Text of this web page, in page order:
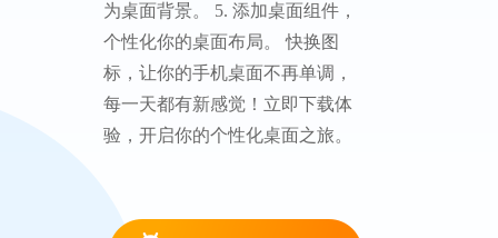
为桌面背景。 5. 添加桌面组件，
个性化你的桌面布局。 快换图
标，让你的手机桌面不再单调，
每一天都有新感觉！立即下载体
验，开启你的个性化桌面之旅。